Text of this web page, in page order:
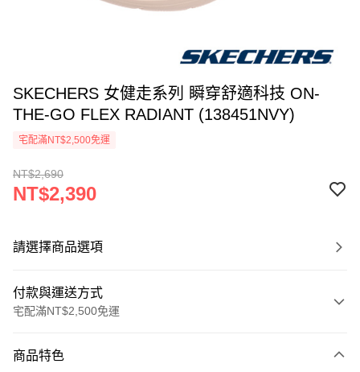
SKECHERS 女健走系列 瞬穿舒適科技 ON-
THE-GO FLEX RADIANT (138451NVY)
宅配滿NT$2,500免運
NT$2,690
NT$2,390
請選擇商品選項
付款與運送方式
宅配滿NT$2,500免運
信用卡一次付款
商品特色